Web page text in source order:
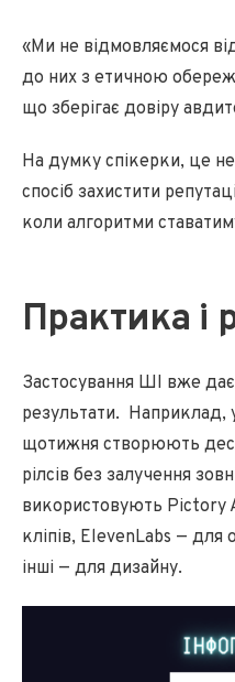
«Ми не відмовляємося
до них з етичною
що зберігає довіру
На думку спікерки, це
спосіб захистити
коли алгоритми
Практика і
Застосування ШІ вже
результати. Наприклад,
щотижня створюють
рілсів без залучення
використовують Pictory
кліпів, ElevenLabs — для
інші — для дизайну.